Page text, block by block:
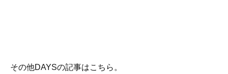
その他DAYSの記事はこちら。